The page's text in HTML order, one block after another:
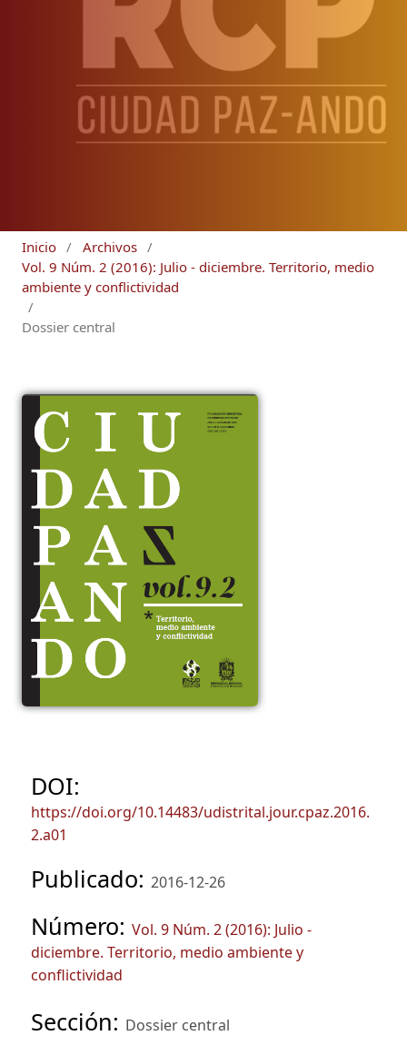
Inicio / Archivos /
Vol. 9 Núm. 2 (2016): Julio - diciembre. Territorio, medio
ambiente y conflictividad
/
Dossier central
DOI:
https://doi.org/10.14483/udistrital.jour.cpaz.2016.
2.a01
Publicado: 2016-12-26
Número: Vol. 9 Núm. 2 (2016): Julio -
diciembre. Territorio, medio ambiente y
conflictividad
Sección: Dossier central